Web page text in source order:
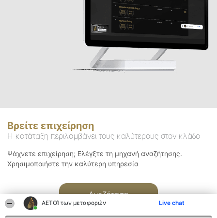
ΑΕΤΟΊ των μεταφορών Live chat
Βρείτε επιχείρηση
Η κατάταξη περιλαμβάνει τους καλύτερους στον κλάδο
Ψάχνετε επιχείρηση; Ελέγξτε τη μηχανή αναζήτησης.
Χρησιμοποιήστε την καλύτερη υπηρεσία
Αναζήτηση